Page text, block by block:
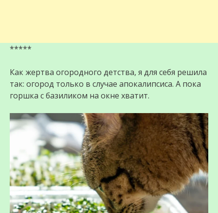
*****
Как жертва огородного детства, я для себя решила
так: огород только в случае апокалипсиса. А пока
горшка с базиликом на окне хватит.